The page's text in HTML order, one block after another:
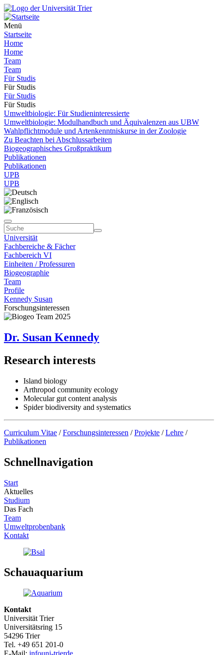
Menü
Startseite
Home
Home
Team
Team
Für Studis
Für Studis
Für Studis
Für Studis
Umweltbiologie: Für Studieninteressierte
Umweltbiologie: Modulhandbuch und Äquivalenzen aus UBW
Wahlpflichtmodule und Artenkenntniskurse in der Zoologie
Zu Beachten bei Abschlussarbeiten
Biogeographisches Großpraktikum
Publikationen
Publikationen
UPB
UPB
Universität
Fachbereiche & Fächer
Fachbereich VI
Einheiten / Professuren
Biogeographie
Team
Profile
Kennedy Susan
Forschungsinteressen
Dr. Susan Kennedy
Research interests
Island biology
Arthropod community ecology
Molecular gut content analysis
Spider biodiversity and systematics
Curriculum Vitae /Forschungsinteressen /Projekte /Lehre /
Publikationen
Schnellnavigation
Start
Aktuelles
Studium
Das Fach
Team
Umweltprobenbank
Kontakt
Schauaquarium
Kontakt
Universität Trier
Universitätsring 15
54296 Trier
Tel. +49 651 201-0